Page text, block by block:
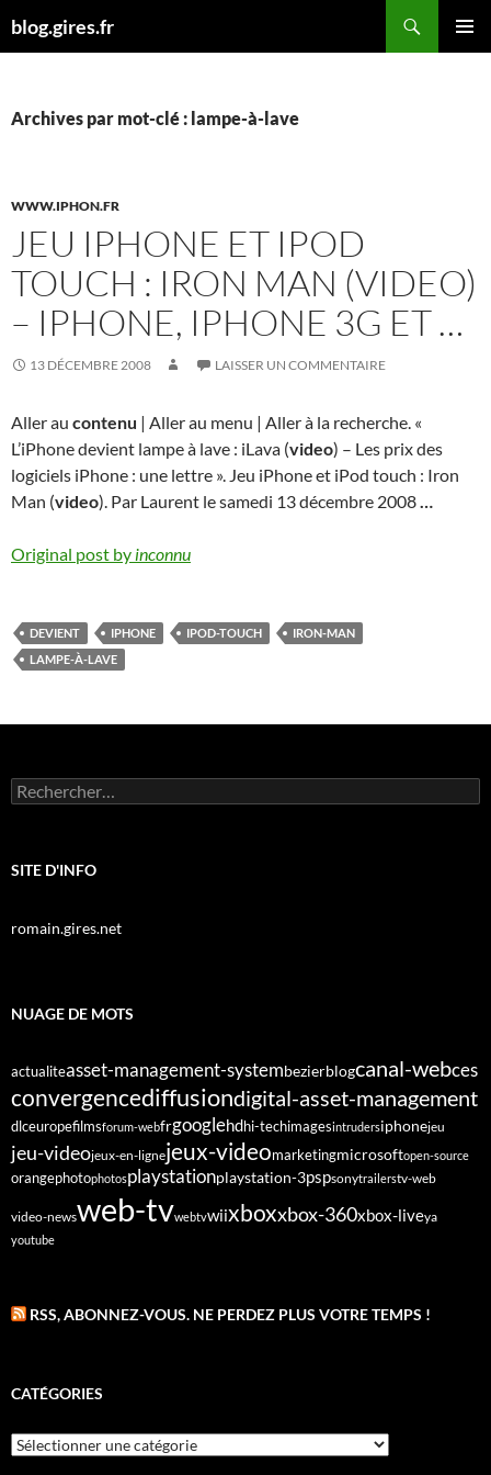
aublog.gires.fr
Archives par mot-clé : lampe-à-lave
WWW.IPHON.FR
JEU IPHONE ET IPOD
TOUCH : IRON MAN (VIDEO)
– IPHONE, IPHONE 3G ET …
13 DÉCEMBRE 2008 LAISSER UN COMMENTAIRE
Aller au contenu | Aller au menu | Aller à la recherche. «
L’iPhone devient lampe à lave : iLava (video) – Les prix des
logiciels iPhone : une lettre ». Jeu iPhone et iPod touch : Iron
Man (video). Par Laurent le samedi 13 décembre 2008…
Original post by inconnu
DEVIENT IPHONE IPOD-TOUCH
IRON-MAN
LAMPE-À-LAVE
Rechercher :
SITE D'INFO
romain.gires.net
NUAGE DE MOTS
actualiteasset-management-systembezierblogcanal-webces
convergencediffusiondigital-asset-management
dlceuropefilmsforum-webfrgooglehdhi-techimagesintrudersiphonejeu
jeu-videojeux-en-lignejeux-videomarketingmicrosoftopen-source
orangephotophotosplaystationplaystation-3pspsonytrailerstv-web
video-newsweb-tvwebtvwiixboxxbox-360xbox-liveya
youtube
RSS, ABONNEZ-VOUS. NE PERDEZ PLUS VOTRE TEMPS !
CATÉGORIES
Catégories